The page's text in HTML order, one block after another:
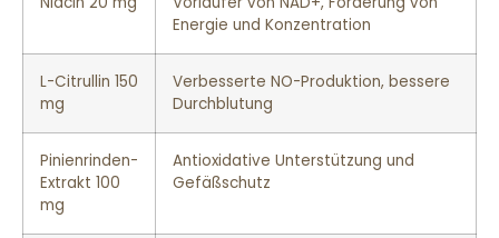
Energie und Konzentration
L-Citrullin 150
mg
Verbesserte NO-Produktion, bessere
Durchblutung
Pinienrinden-
Extrakt 100
mg
Antioxidative Unterstützung und
Gefäßschutz